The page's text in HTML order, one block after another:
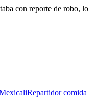
con reporte de robo, lo
Repartidor comida